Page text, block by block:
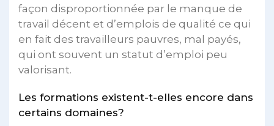
façon disproportionnée par le manque de
travail décent et d’emplois de qualité ce qui
en fait des travailleurs pauvres, mal payés,
qui ont souvent un statut d’emploi peu
valorisant.
Les formations existent-t-elles encore dans
certains domaines?